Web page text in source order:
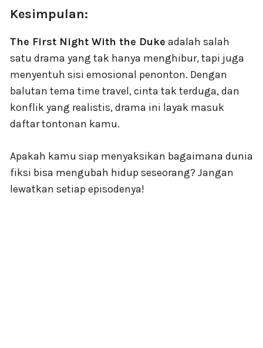
Kesimpulan:
The First Night With the Duke adalah salah
satu drama yang tak hanya menghibur, tapi juga
menyentuh sisi emosional penonton. Dengan
balutan tema time travel, cinta tak terduga, dan
konflik yang realistis, drama ini layak masuk
daftar tontonan kamu.
Apakah kamu siap menyaksikan bagaimana dunia
fiksi bisa mengubah hidup seseorang? Jangan
lewatkan setiap episodenya!